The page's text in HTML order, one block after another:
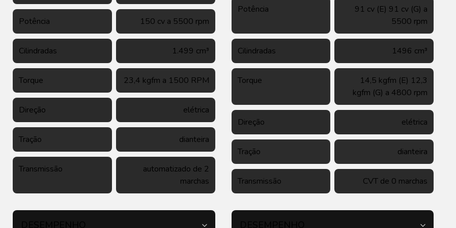
Potência 150 cv a 5500 rpm
Cilindradas 1.499 cm³
Torque 23,4 kgfm a 1500 RPM
Direção elétrica
Tração dianteira
Transmissão
automatizado de 2
marchas
Potência
91 cv (E) 91 cv (G) a
5500 rpm
Cilindradas 1496 cm³
Torque
14,5 kgfm (E) 12,3
kgfm (G) a 4800 rpm
Direção elétrica
Tração dianteira
Transmissão CVT de 0 marchas